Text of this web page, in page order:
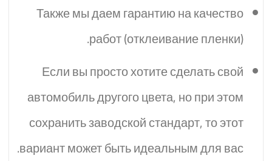
Также мы даем гарантию на качество
работ (отклеивание пленки).
Если вы просто хотите сделать свой
автомобиль другого цвета, но при этом
сохранить заводской стандарт, то этот
вариант может быть идеальным для вас.